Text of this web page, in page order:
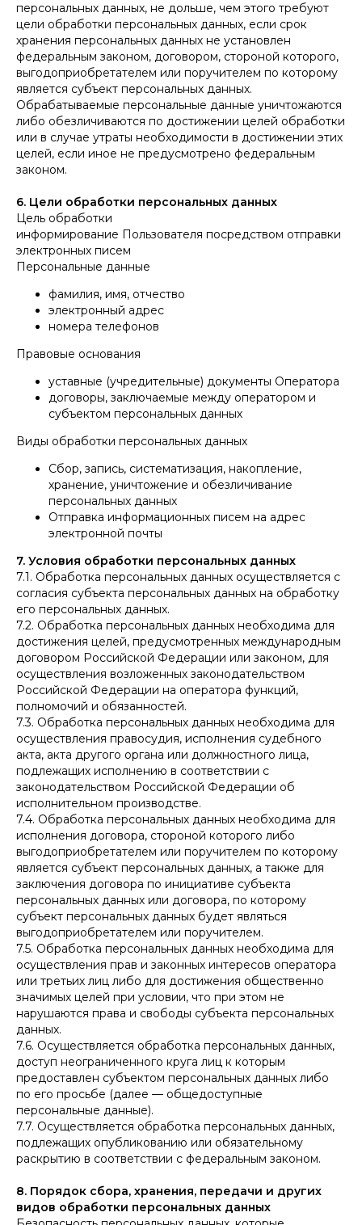
персональных данных, не дольше, чем этого требуют
цели обработки персональных данных, если срок
хранения персональных данных не установлен
федеральным законом, договором, стороной которого,
выгодоприобретателем или поручителем по которому
является субъект персональных данных.
Обрабатываемые персональные данные уничтожаются
либо обезличиваются по достижении целей обработки
или в случае утраты необходимости в достижении этих
целей, если иное не предусмотрено федеральным
законом.
6. Цели обработки персональных данных
Цель обработки
информирование Пользователя посредством отправки
электронных писем
Персональные данные
фамилия, имя, отчество
электронный адрес
номера телефонов
Правовые основания
уставные (учредительные) документы Оператора
договоры, заключаемые между оператором и
субъектом персональных данных
Виды обработки персональных данных
Сбор, запись, систематизация, накопление,
хранение, уничтожение и обезличивание
персональных данных
Отправка информационных писем на адрес
электронной почты
7. Условия обработки персональных данных
7.1. Обработка персональных данных осуществляется с
согласия субъекта персональных данных на обработку
его персональных данных.
7.2. Обработка персональных данных необходима для
достижения целей, предусмотренных международным
договором Российской Федерации или законом, для
осуществления возложенных законодательством
Российской Федерации на оператора функций,
полномочий и обязанностей.
7.3. Обработка персональных данных необходима для
осуществления правосудия, исполнения судебного
акта, акта другого органа или должностного лица,
подлежащих исполнению в соответствии с
законодательством Российской Федерации об
исполнительном производстве.
7.4. Обработка персональных данных необходима для
исполнения договора, стороной которого либо
выгодоприобретателем или поручителем по которому
является субъект персональных данных, а также для
заключения договора по инициативе субъекта
персональных данных или договора, по которому
субъект персональных данных будет являться
выгодоприобретателем или поручителем.
7.5. Обработка персональных данных необходима для
осуществления прав и законных интересов оператора
или третьих лиц либо для достижения общественно
значимых целей при условии, что при этом не
нарушаются права и свободы субъекта персональных
данных.
7.6. Осуществляется обработка персональных данных,
доступ неограниченного круга лиц к которым
предоставлен субъектом персональных данных либо
по его просьбе (далее — общедоступные
персональные данные).
7.7. Осуществляется обработка персональных данных,
подлежащих опубликованию или обязательному
раскрытию в соответствии с федеральным законом.
8. Порядок сбора, хранения, передачи и других
видов обработки персональных данных